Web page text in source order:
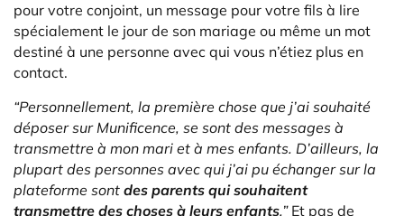
pour votre conjoint, un message pour votre fils à lire
spécialement le jour de son mariage ou même un mot
destiné à une personne avec qui vous n’étiez plus en
contact.
“Personnellement, la première chose que j’ai souhaité
déposer sur Munificence, se sont des messages à
transmettre à mon mari et à mes enfants. D’ailleurs, la
plupart des personnes avec qui j’ai pu échanger sur la
plateforme sont des parents qui souhaitent
transmettre des choses à leurs enfants.” Et pas de